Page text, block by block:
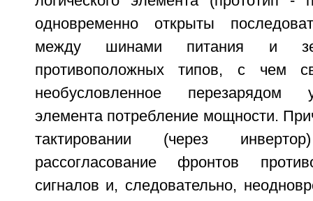
одновременно открыты
между шинами питания и
противоположных типов, с чем
необусловленное перезарядом
элемента потребление мощности.
тактировании (через
рассогласование фронтов
сигналов и, следовательно,